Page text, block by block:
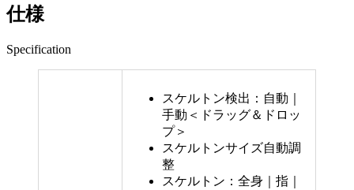
仕様
Specification
スケルトン検出：自動｜
手動＜ドラッグ＆ドロッ
プ＞
スケルトンサイズ自動調
整
スケルトン：全身｜指｜